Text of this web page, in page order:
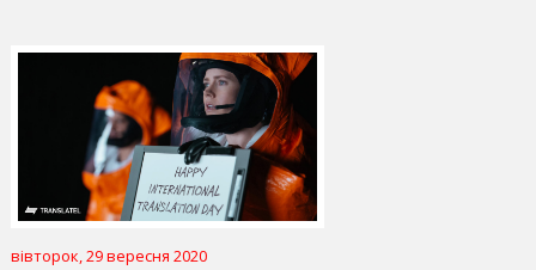
вівторок, 29 вересня 2020